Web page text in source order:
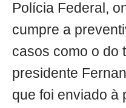
Polícia Federal,
cumpre a
casos como o do
presidente
que foi enviado à